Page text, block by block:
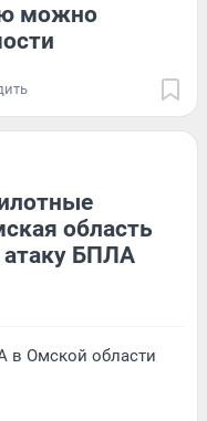
можно
область
БПЛА
в Омской области